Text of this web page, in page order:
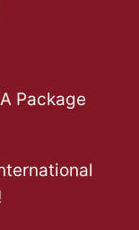
Package